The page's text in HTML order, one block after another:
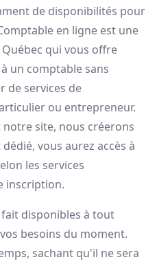
de disponibilités pour
en ligne est une
qui vous offre
un comptable sans
de services de
ou entrepreneur.
site, nous créerons
vous aurez accès à
les services
inscription.
disponibles à tout
besoins du moment.
sachant qu'il ne sera